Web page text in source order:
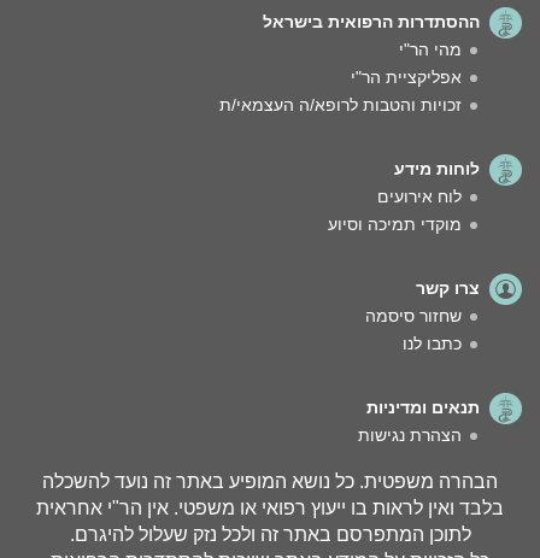
ההסתדרות הרפואית בישראל
מהי הר"י
אפליקציית הר"י
זכויות והטבות לרופא/ה העצמאי/ת
לוחות מידע
לוח אירועים
מוקדי תמיכה וסיוע
צרו קשר
שחזור סיסמה
כתבו לנו
תנאים ומדיניות
הצהרת נגישות
הבהרה משפטית. כל נושא המופיע באתר זה נועד להשכלה
בלבד ואין לראות בו ייעוץ רפואי או משפטי. אין הר"י אחראית
לתוכן המתפרסם באתר זה ולכל נזק שעלול להיגרם.